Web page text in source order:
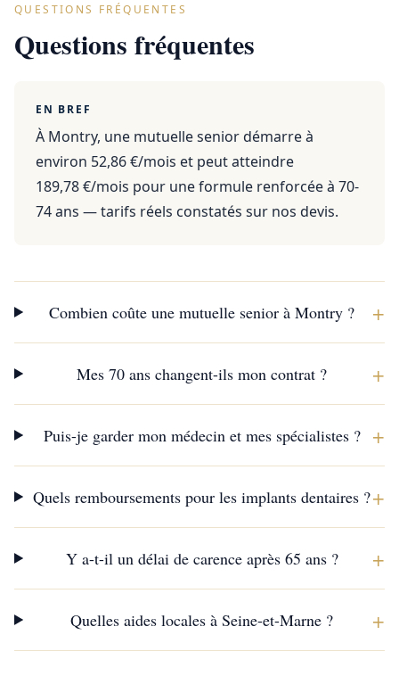
QUESTIONS FRÉQUENTES
Questions fréquentes
EN BREF
À Montry, une mutuelle senior démarre à
environ 52,86 €/mois et peut atteindre
189,78 €/mois pour une formule renforcée à 70-
74 ans — tarifs réels constatés sur nos devis.
Combien coûte une mutuelle senior à Montry ? +
Mes 70 ans changent-ils mon contrat ? +
Puis-je garder mon médecin et mes spécialistes ? +
Quels remboursements pour les implants dentaires ?+
Y a-t-il un délai de carence après 65 ans ? +
Quelles aides locales à Seine-et-Marne ? +